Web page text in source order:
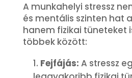
A munkahelyi stressz
és mentális szinten hat
hanem fizikai tüneteket
többek között:
Fejfájás: A stressz